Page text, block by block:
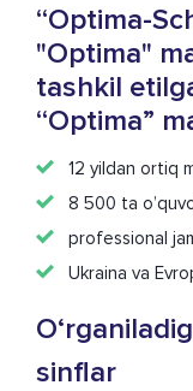
“Optima-
"Optima"
tashkil
“Optima”
12 yildan ortiq
8 500 ta
professional
Ukraina va
sinflar